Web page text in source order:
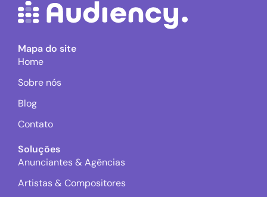
Mapa do site
Home
Sobre nós
Blog
Contato
Soluções
Anunciantes & Agências
Artistas & Compositores